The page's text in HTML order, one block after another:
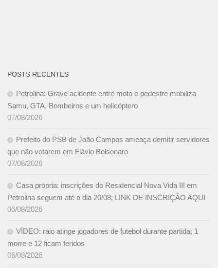
POSTS RECENTES
Petrolina: Grave acidente entre moto e pedestre mobiliza
Samu, GTA, Bombeiros e um helicóptero
07/08/2026
Prefeito do PSB de João Campos ameaça demitir servidores
que não votarem em Flávio Bolsonaro
07/08/2026
Casa própria: inscrições do Residencial Nova Vida III em
Petrolina seguem até o dia 20/08; LINK DE INSCRIÇÃO AQUI
06/08/2026
VÍDEO: raio atinge jogadores de futebol durante partida; 1
morre e 12 ficam feridos
06/08/2026